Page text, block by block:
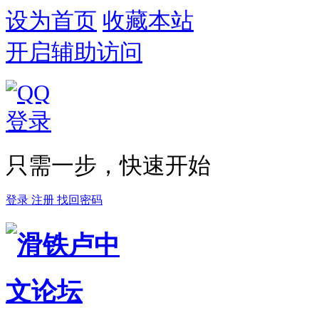
设为首页 收藏本站
开启辅助访问
只需一步，快速开始
登录 注册 找回密码